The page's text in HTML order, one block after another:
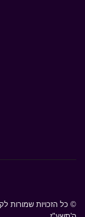
© כל הזכויות שמורות